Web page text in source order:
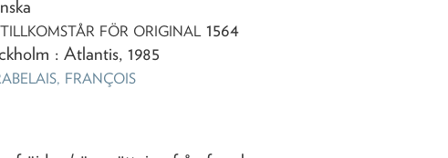
FÖR ORIGINAL1564
: Atlantis, 1985
FRANÇOIS